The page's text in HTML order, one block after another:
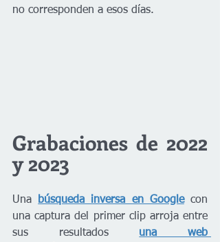
no corresponden a esos días.
Grabaciones de 2022
y 2023
Una búsqueda inversa en Google con
una captura del primer clip arroja entre
sus resultados una web